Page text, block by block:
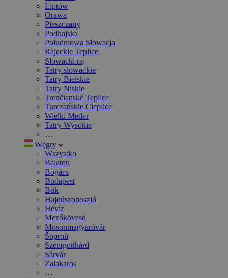
Liptów
Orawa
Pieszczany
Podhajska
Południowa Słowacja
Rajeckie Teplice
Słowacki raj
Tatry słowackie
Tatry Bielskie
Tatry Niskie
Trenčianské Teplice
Turczańskie Cieplice
Wielki Meder
Tatry Wysokie
…
Węgry
Wszystko
Balaton
Bogács
Budapest
Bük
Hajdúszoboszló
Hévíz
Mezőkövesd
Mosonmagyaróvár
Šoproň
Szentgotthárd
Sárvár
Zalakaros
…